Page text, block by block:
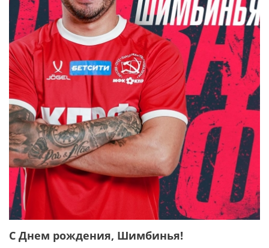
С Днем рождения, Шимбинья!